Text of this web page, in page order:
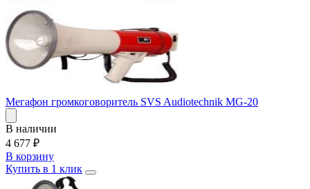
Мегафон громкоговоритель SVS Audiotechnik MG-20
В наличии
4 677 ₽
В корзину
Купить в 1 клик